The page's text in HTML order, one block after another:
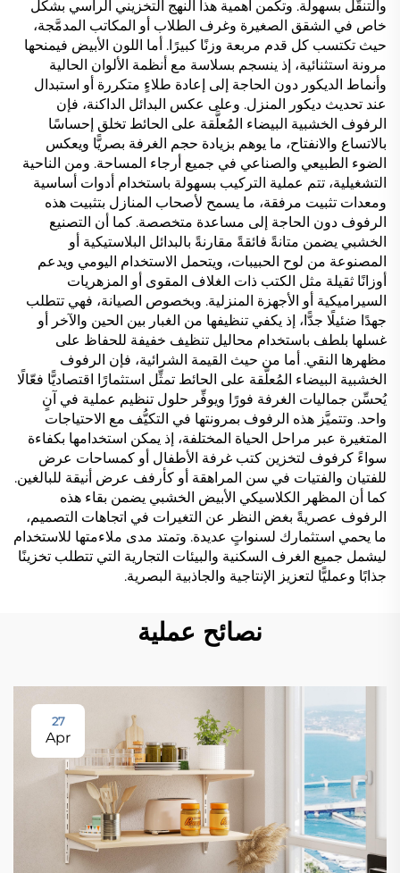
والتنقُّل بسهولة. وتكمن أهمية هذا النهج التخزيني الرأسي بشكل
خاص في الشقق الصغيرة وغرف الطلاب أو المكاتب المدمَّجة،
حيث تكتسب كل قدم مربعة وزنًا كبيرًا. أما اللون الأبيض فيمنحها
مرونة استثنائية، إذ ينسجم بسلاسة مع أنظمة الألوان الحالية
وأنماط الديكور دون الحاجة إلى إعادة طلاءٍ متكررة أو استبدال
عند تحديث ديكور المنزل. وعلى عكس البدائل الداكنة، فإن
الرفوف الخشبية البيضاء المُعلَّقة على الحائط تخلق إحساسًا
بالاتساع والانفتاح، ما يوهم بزيادة حجم الغرفة بصريًّا ويعكس
الضوء الطبيعي والصناعي في جميع أرجاء المساحة. ومن الناحية
التشغيلية، تتم عملية التركيب بسهولة باستخدام أدوات أساسية
ومعدات تثبيت مرفقة، ما يسمح لأصحاب المنازل بتثبيت هذه
الرفوف دون الحاجة إلى مساعدة متخصصة. كما أن التصنيع
الخشبي يضمن متانةً فائقةً مقارنةً بالبدائل البلاستيكية أو
المصنوعة من لوح الحبيبات، ويتحمل الاستخدام اليومي ويدعم
أوزانًا ثقيلة مثل الكتب ذات الغلاف المقوى أو المزهريات
السيراميكية أو الأجهزة المنزلية. وبخصوص الصيانة، فهي تتطلب
جهدًا ضئيلًا جدًّا، إذ يكفي تنظيفها من الغبار بين الحين والآخر أو
غسلها بلطف باستخدام محاليل تنظيف خفيفة للحفاظ على
مظهرها النقي. أما من حيث القيمة الشرائية، فإن الرفوف
الخشبية البيضاء المُعلَّقة على الحائط تمثِّل استثمارًا اقتصاديًّا فعّالًا
يُحسِّن جماليات الغرفة فورًا ويوفِّر حلول تنظيم عملية في آنٍ
واحد. وتتميَّز هذه الرفوف بمرونتها في التكيُّف مع الاحتياجات
المتغيرة عبر مراحل الحياة المختلفة، إذ يمكن استخدامها بكفاءة
سواءً كرفوف لتخزين كتب غرفة الأطفال أو كمساحات عرض
للفتيان والفتيات في سن المراهقة أو كأرفف عرض أنيقة للبالغين.
كما أن المظهر الكلاسيكي الأبيض الخشبي يضمن بقاء هذه
الرفوف عصريةً بغض النظر عن التغيرات في اتجاهات التصميم،
ما يحمي استثمارك لسنواتٍ عديدة. وتمتد مدى ملاءمتها للاستخدام
ليشمل جميع الغرف السكنية والبيئات التجارية التي تتطلب تخزينًا
جذابًا وعمليًّا لتعزيز الإنتاجية والجاذبية البصرية.
نصائح عملية
27
Apr